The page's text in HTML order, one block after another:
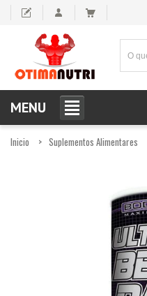
MENU
Inicio Suplementos Alimentares